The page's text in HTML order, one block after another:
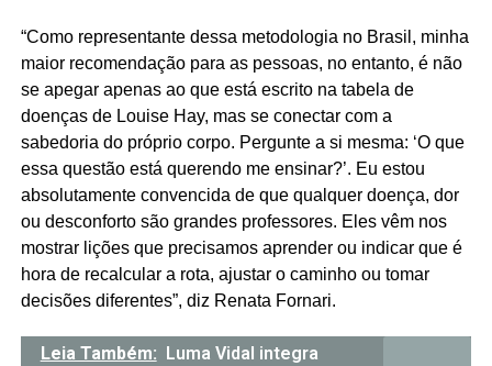
“Como representante dessa metodologia no Brasil, minha
maior recomendação para as pessoas, no entanto, é não
se apegar apenas ao que está escrito na tabela de
doenças de Louise Hay, mas se conectar com a
sabedoria do próprio corpo. Pergunte a si mesma: ‘O que
essa questão está querendo me ensinar?’. Eu estou
absolutamente convencida de que qualquer doença, dor
ou desconforto são grandes professores. Eles vêm nos
mostrar lições que precisamos aprender ou indicar que é
hora de recalcular a rota, ajustar o caminho ou tomar
decisões diferentes”, diz Renata Fornari.
Leia Também:
Luma Vidal integra